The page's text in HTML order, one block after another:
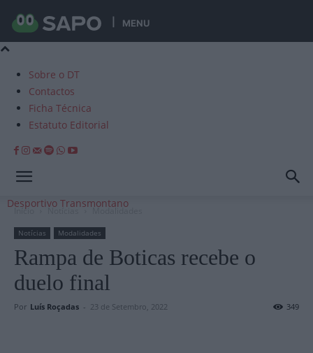
MENU
Sobre o DT
Contactos
Ficha Técnica
Estatuto Editorial
Desportivo Transmontano
Início Notícias Modalidades
Notícias Modalidades
Rampa de Boticas recebe o
duelo final
Por Luís Roçadas - 23 de Setembro, 2022 349